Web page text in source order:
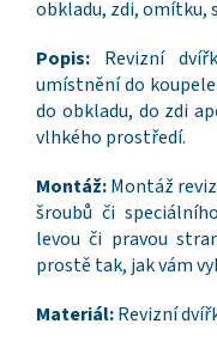
obkladu, zdi, omítku,
Popis: Revizní
umístnění do
do obkladu, do zdi
vlhkého prostředí.
Montáž:Montáž
šroubů či
levou či pravou
prostě tak, jak vám
Materiál:Revizní